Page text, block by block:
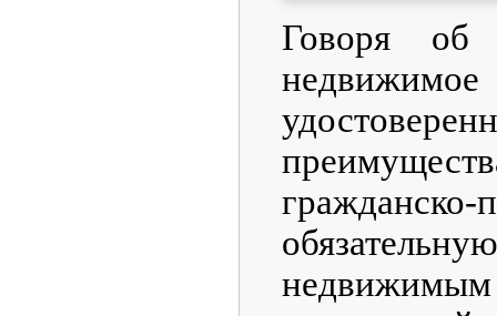
Говоря об
недвижимое
недвижимым